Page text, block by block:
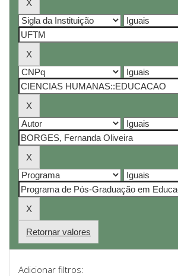
Retornar valores
Adicionar filtros: